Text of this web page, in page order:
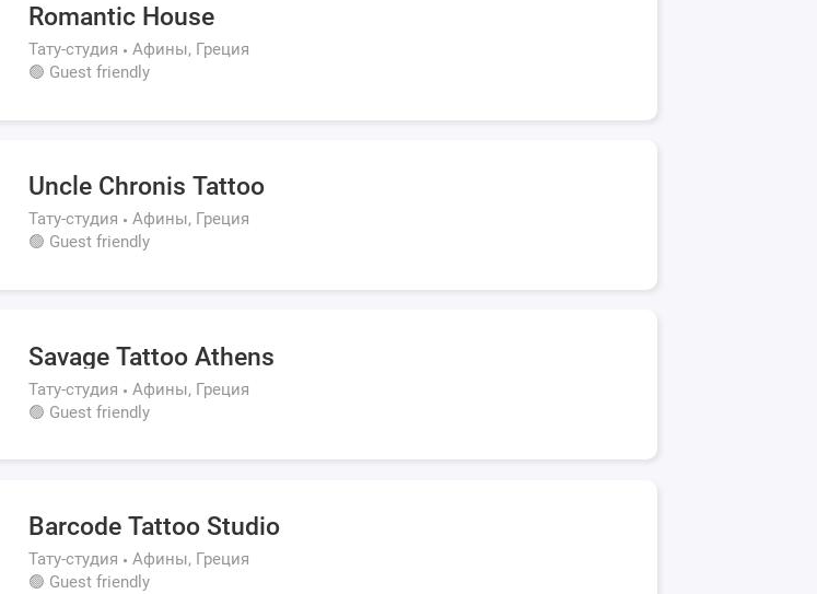
Romantic House
Тату-студия
Афины, Греция
🟢 Guest friendly
Uncle Chronis Tattoo
Тату-студия
Афины, Греция
🟢 Guest friendly
Savage Tattoo Athens
Тату-студия
Афины, Греция
🟢 Guest friendly
Barcode Tattoo Studio
Тату-студия
Афины, Греция
🟢 Guest friendly